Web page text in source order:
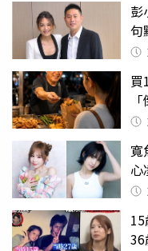
彭
句
買
寬
心
滿